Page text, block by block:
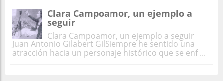
Clara Campoamor, un ejemplo a
seguir
Clara Campoamor, un ejemplo a seguir
Juan Antonio Gilabert GilSiempre he sentido una
atracción hacia un personaje histórico que se enf ...